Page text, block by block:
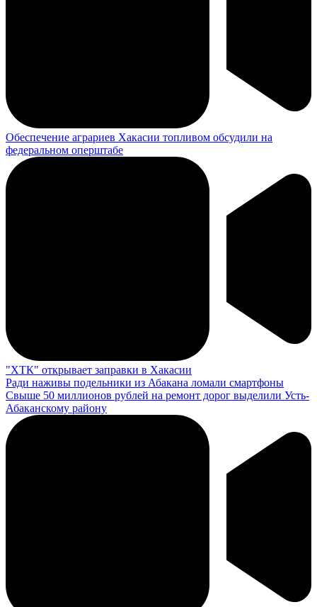
Обеспечение аграриев Хакасии топливом обсудили на
федеральном оперштабе
"ХТК" открывает заправки в Хакасии
Ради наживы подельники из Абакана ломали смартфоны
Свыше 50 миллионов рублей на ремонт дорог выделили Усть-
Абаканскому району